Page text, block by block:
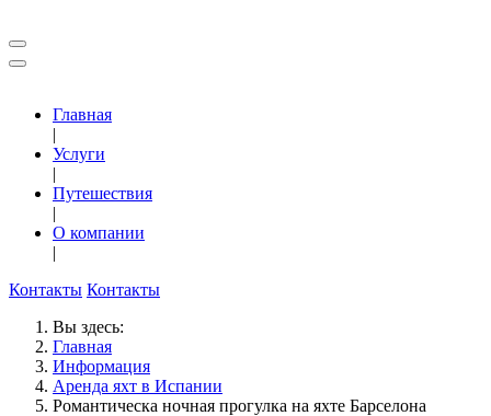
Главная
|
Услуги
|
Путешествия
|
О компании
|
Контакты Контакты
Вы здесь:
Главная
Информация
Аренда яхт в Испании
Романтическа ночная прогулка на яхте Барселона